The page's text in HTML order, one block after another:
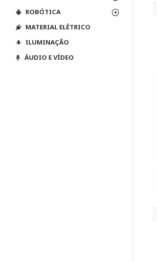
ROBÓTICA
MATERIAL ELÉTRICO
ILUMINAÇÃO
ÁUDIO E VÍDEO